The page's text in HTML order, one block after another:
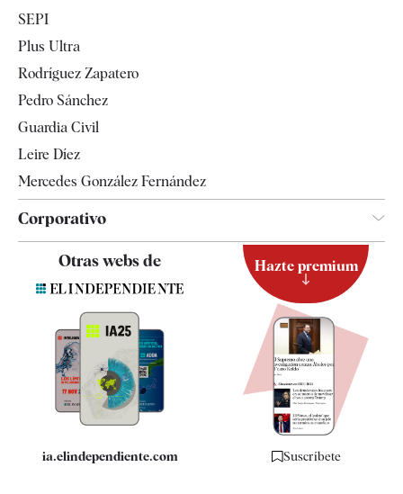
Televisión
SEPI
Plus Ultra
Rodríguez Zapatero
Pedro Sánchez
Guardia Civil
Leire Díez
Mercedes González Fernández
Corporativo
Quiénes somos
Especificaciones
Otras webs de
ia.elindependiente.com
Hazte premium
Suscríbete